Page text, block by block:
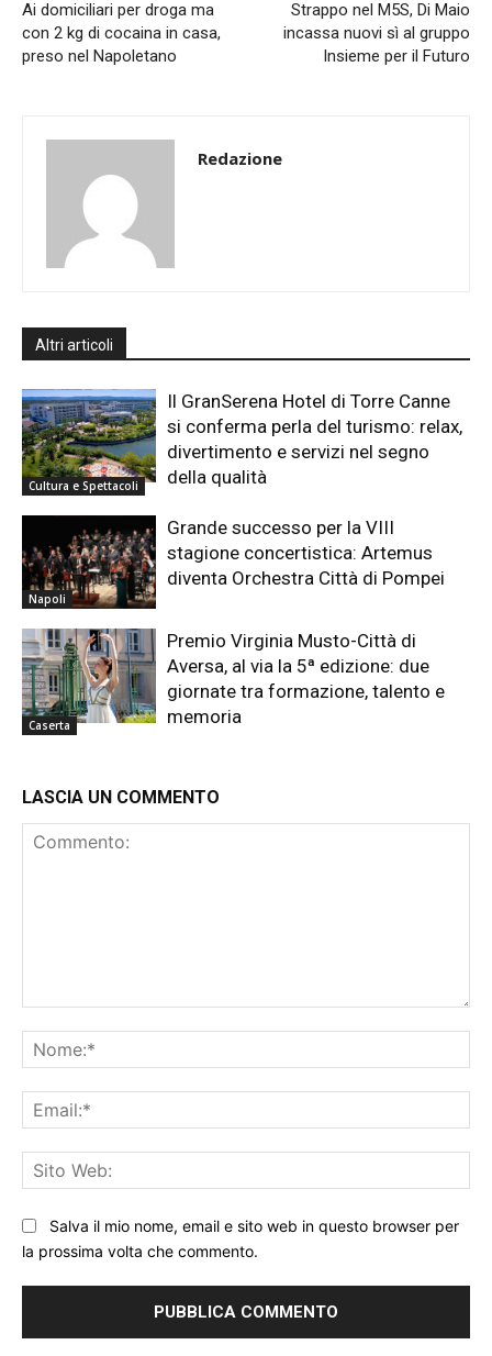
Ai domiciliari per droga ma
con 2 kg di cocaina in casa,
preso nel Napoletano
Strappo nel M5S, Di Maio
incassa nuovi sì al gruppo
Insieme per il Futuro
Redazione
Altri articoli
Cultura e Spettacoli
Il GranSerena Hotel di Torre Canne
si conferma perla del turismo: relax,
divertimento e servizi nel segno
della qualità
Napoli
Grande successo per la VIII
stagione concertistica: Artemus
diventa Orchestra Città di Pompei
Caserta
Premio Virginia Musto-Città di
Aversa, al via la 5ª edizione: due
giornate tra formazione, talento e
memoria
LASCIA UN COMMENTO
Salva il mio nome, email e sito web in questo browser per
la prossima volta che commento.